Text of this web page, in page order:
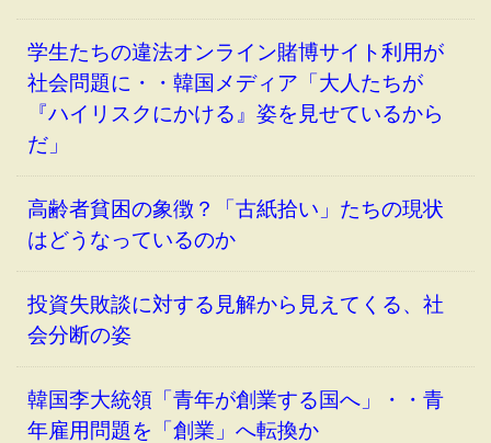
学生たちの違法オンライン賭博サイト利用が
社会問題に・・韓国メディア「大人たちが
『ハイリスクにかける』姿を見せているから
だ」
高齢者貧困の象徴？「古紙拾い」たちの現状
はどうなっているのか
投資失敗談に対する見解から見えてくる、社
会分断の姿
韓国李大統領「青年が創業する国へ」・・青
年雇用問題を「創業」へ転換か